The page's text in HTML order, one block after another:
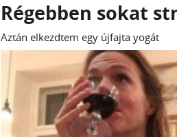
Régebben sokat
Aztán elkezdtem egy újfajta yogát